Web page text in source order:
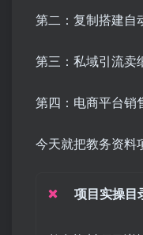
第二：复制搭建自
第三：私域引流卖
第四：电商平台销
今天就把教务资料
项目实操目